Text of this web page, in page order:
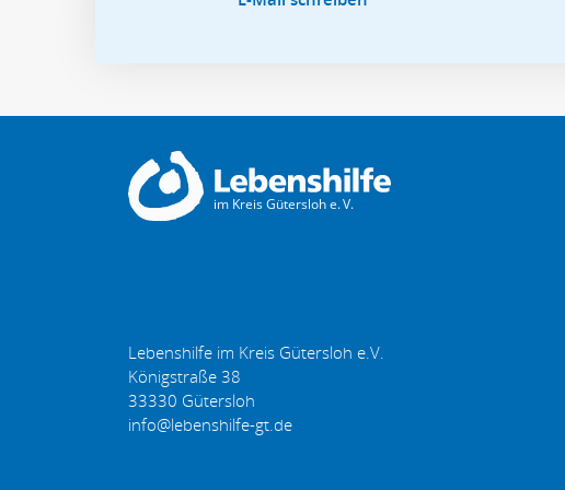
Lebenshilfe im Kreis Gütersloh e.V.
Königstraße 38
33330 Gütersloh